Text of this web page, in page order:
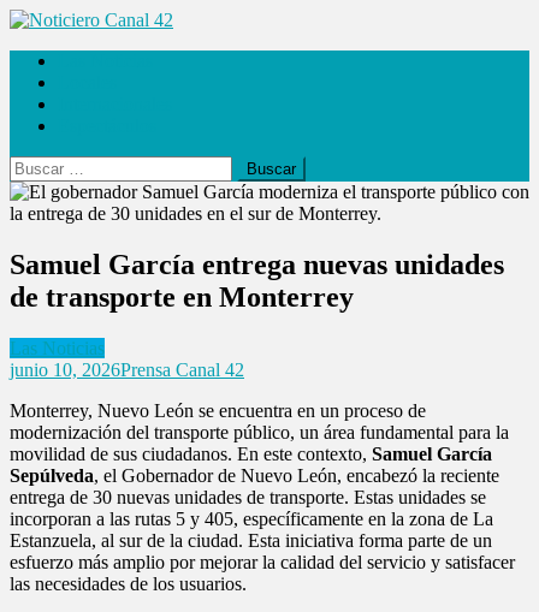
Saltar
contenido
Noticiero Canal 42
Buscar:
Samuel García entrega nuevas unidades
de transporte en Monterrey
Las Noticias
junio 10, 2026Prensa Canal 42
Monterrey, Nuevo León se encuentra en un proceso de
modernización del transporte público, un área fundamental para la
movilidad de sus ciudadanos. En este contexto, Samuel García
Sepúlveda, el Gobernador de Nuevo León, encabezó la reciente
entrega de 30 nuevas unidades de transporte. Estas unidades se
incorporan a las rutas 5 y 405, específicamente en la zona de La
Estanzuela, al sur de la ciudad. Esta iniciativa forma parte de un
esfuerzo más amplio por mejorar la calidad del servicio y satisfacer
las necesidades de los usuarios.